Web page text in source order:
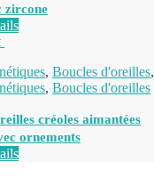
zircone
, Boucles d'oreilles,
, Boucles d'oreilles
créoles aimantées
ornements